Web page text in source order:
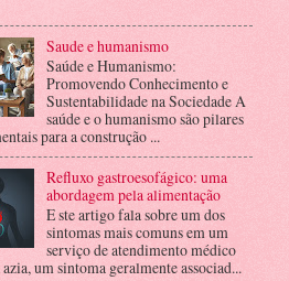
Saude e humanismo
Saúde e Humanismo:
Promovendo Conhecimento e
Sustentabilidade na Sociedade A
saúde e o humanismo são pilares
para a construção ...
Refluxo gastroesofágico: uma
abordagem pela alimentação
E ste artigo fala sobre um dos
sintomas mais comuns em um
serviço de atendimento médico
um sintoma geralmente associad...